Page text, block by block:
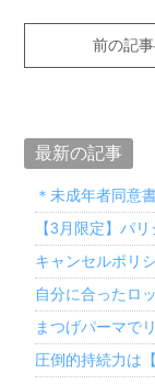
前の記
最新の記事
＊未成年者同意
【3月限定】パ
キャンセルポリ
自分に合ったロ
まつげパーマで
圧倒的持続力は